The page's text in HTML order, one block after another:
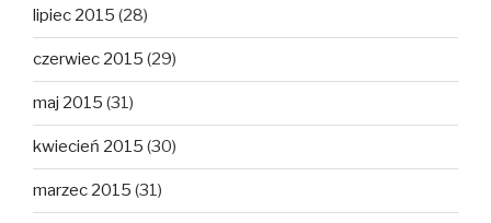
lipiec 2015 (28)
czerwiec 2015 (29)
maj 2015 (31)
kwiecień 2015 (30)
marzec 2015 (31)